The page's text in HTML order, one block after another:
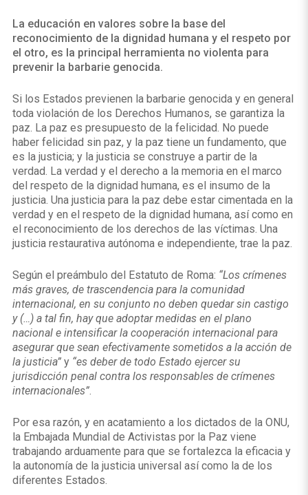
La educación en valores sobre la base del
reconocimiento de la dignidad humana y el respeto por
el otro, es la principal herramienta no violenta para
prevenir la barbarie genocida.
Si los Estados previenen la barbarie genocida y en general
toda violación de los Derechos Humanos, se garantiza la
paz. La paz es presupuesto de la felicidad. No puede
haber felicidad sin paz, y la paz tiene un fundamento, que
es la justicia; y la justicia se construye a partir de la
verdad. La verdad y el derecho a la memoria en el marco
del respeto de la dignidad humana, es el insumo de la
justicia. Una justicia para la paz debe estar cimentada en la
verdad y en el respeto de la dignidad humana, así como en
el reconocimiento de los derechos de las víctimas. Una
justicia restaurativa autónoma e independiente, trae la paz.
Según el preámbulo del Estatuto de Roma: “Los crímenes
más graves, de trascendencia para la comunidad
internacional, en su conjunto no deben quedar sin castigo
y (…) a tal fin, hay que adoptar medidas en el plano
nacional e intensificar la cooperación internacional para
asegurar que sean efectivamente sometidos a la acción de
la justicia” y “es deber de todo Estado ejercer su
jurisdicción penal contra los responsables de crímenes
internacionales”.
Por esa razón, y en acatamiento a los dictados de la ONU,
la Embajada Mundial de Activistas por la Paz viene
trabajando arduamente para que se fortalezca la eficacia y
la autonomía de la justicia universal así como la de los
diferentes Estados.